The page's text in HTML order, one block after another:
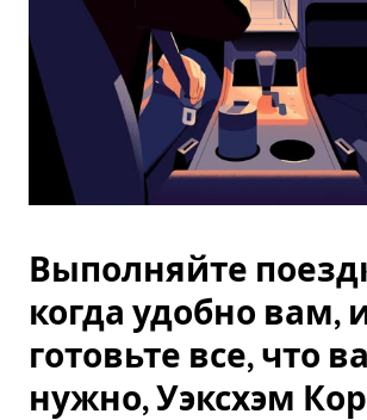
Выполняйте
когда удобно вам,
готовьте все, что
нужно, Уэксхэм